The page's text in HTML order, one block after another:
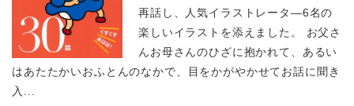
再話し、人気イラストレータ―6名の
楽しいイラストを添えました。 お父さ
んお母さんのひざに抱かれて、あるい
はあたたかいおふとんのなかで、目をかがやかせてお話に聞き
入...